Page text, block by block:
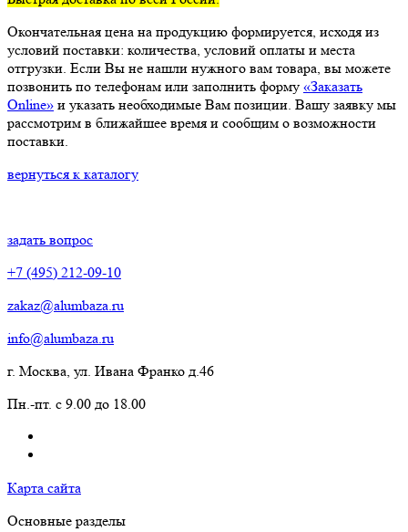
Окончательная цена на продукцию формируется, исходя из
условий поставки: количества, условий оплаты и места
отгрузки. Если Вы не нашли нужного вам товара, вы можете
позвонить по телефонам или заполнить форму «Заказать
Online» и указать необходимые Вам позиции. Вашу заявку мы
рассмотрим в ближайшее время и сообщим о возможности
поставки.
вернуться к каталогу
задать вопрос
+7 (495) 212-09-10
zakaz@alumbaza.ru
info@alumbaza.ru
г. Москва, ул. Ивана Франко д.46
Пн.-пт. с 9.00 до 18.00
Карта сайта
Основные разделы